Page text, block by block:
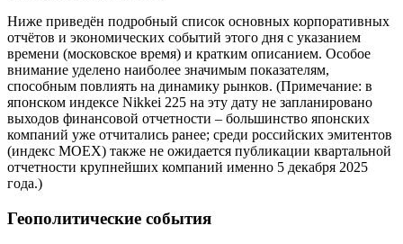
Ниже приведён подробный список основных корпоративных
отчётов и экономических событий этого дня с указанием
времени (московское время) и кратким описанием. Особое
внимание уделено наиболее значимым показателям,
способным повлиять на динамику рынков. (Примечание: в
японском индексе Nikkei 225 на эту дату не запланировано
выходов финансовой отчетности – большинство японских
компаний уже отчитались ранее; среди российских эмитентов
(индекс MOEX) также не ожидается публикации квартальной
отчетности крупнейших компаний именно 5 декабря 2025
года.)
Геополитические события